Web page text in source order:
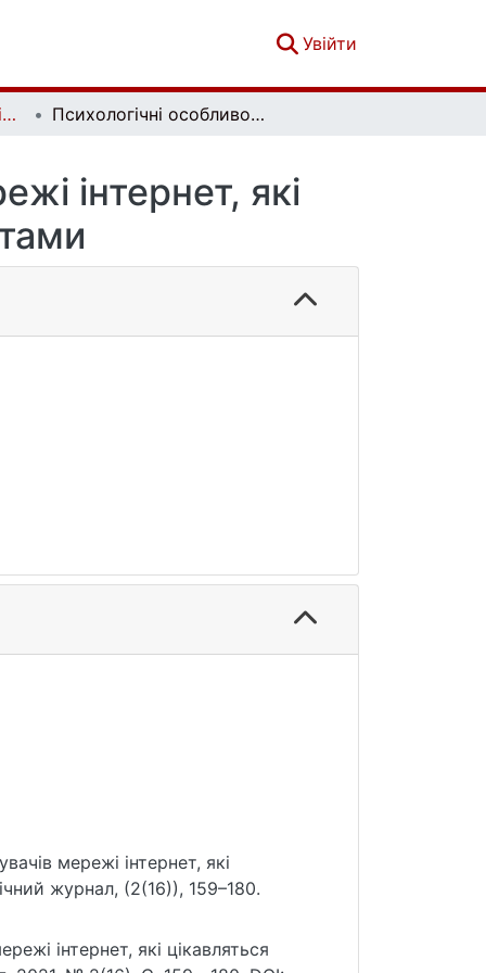
Увійти
Український психологічний журнал. № 2 (16) Психологічні особливості користувачів мережі інтернет, які цікавляться особистісними тестами
інтернет, які
мережі інтернет, які
журнал, (2(16)), 159–180.
інтернет, які цікавляться